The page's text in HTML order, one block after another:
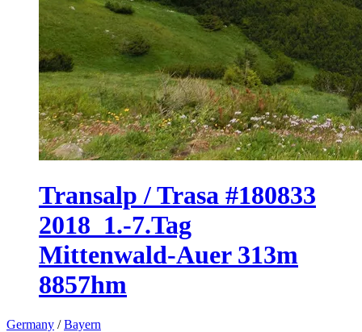
Transalp / Trasa #180833
2018_1.-7.Tag
Mittenwald-Auer 313m
8857hm
Germany /Bayern